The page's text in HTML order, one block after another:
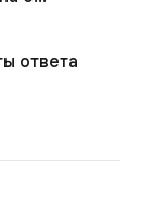
ответа